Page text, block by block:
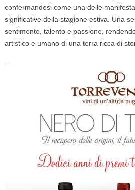
confermandosi come una delle
significative della stagione estiva. Una
sentimento, talento e passione,
artistico e umano di una terra ricca di